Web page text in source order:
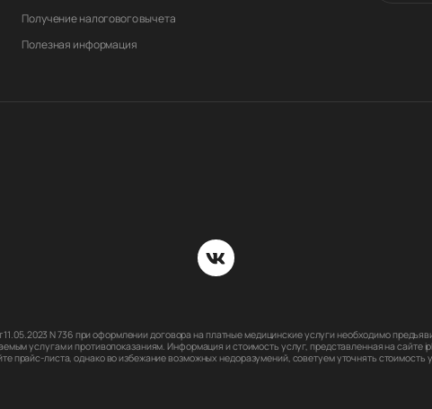
Получение налогового вычета
Полезная информация
N 736 при оформлении договора на платные медицинские услуги необходимо
услугам и противопоказаниям. Информация и стоимость услуг, представленная на сайте
листа, однако во избежание возможных недоразумений, советуем уточнять стоимость